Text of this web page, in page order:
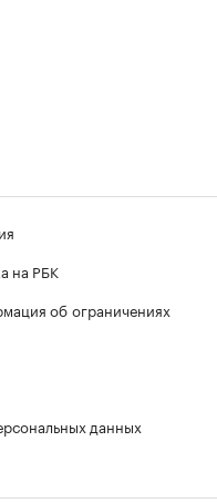
на РБК
об ограничениях
данных